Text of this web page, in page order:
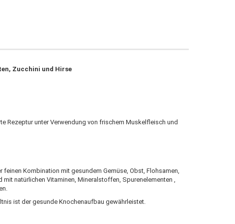
Zucchini und Hirse
Rezeptur unter Verwendung von frischem Muskelfleisch und
Kombination mit gesundem Gemüse, Obst, Flohsamen,
natürlichen Vitaminen, Mineralstoffen, Spurenelementen ,
ist der gesunde Knochenaufbau gewährleistet.